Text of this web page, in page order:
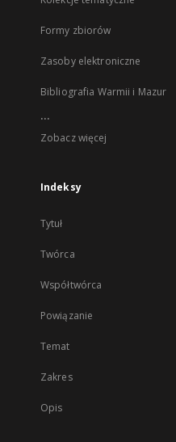
Formy zbiorów
Zasoby elektroniczne
Bibliografia Warmii i Mazur
...
Zobacz więcej
Indeksy
Tytuł
Twórca
Współtwórca
Powiązanie
Temat
Zakres
Opis